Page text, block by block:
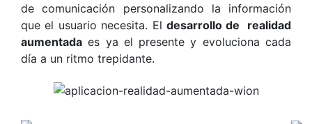
de comunicación personalizando la información
que el usuario necesita. El desarrollo de realidad
aumentada es ya el presente y evoluciona cada
día a un ritmo trepidante.